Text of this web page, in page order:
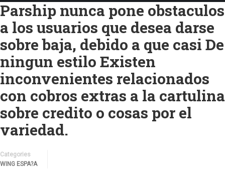
Parship nunca pone obstaculos
a los usuarios que desea darse
sobre baja, debido a que casi De
ningun estilo Existen
inconvenientes relacionados
con cobros extras a la cartulina
sobre credito o cosas por el
variedad.
Categories
WING ESPA?A